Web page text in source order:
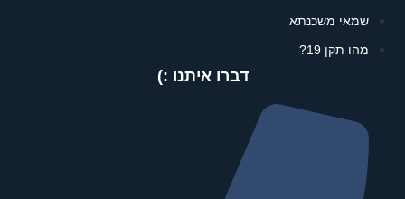
שמאי משכנתא
מהו תקן 19?
דברו איתנו :)